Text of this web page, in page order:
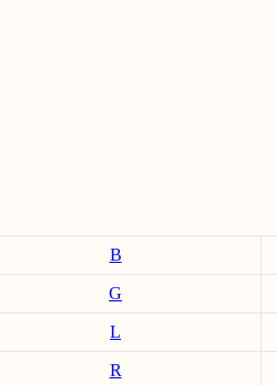
B
G
L
R